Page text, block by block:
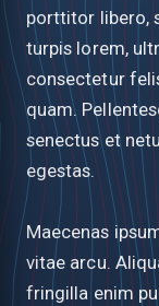
porttitor libero,
turpis lorem,
consectetur
quam.
senectus et
egestas.
Maecenas
vitae arcu.
fringilla enim